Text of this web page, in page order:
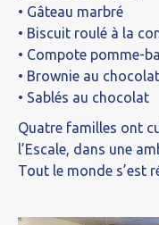
• Gâteau marbré
• Biscuit roulé à la
• Compote pomme-
• Brownie au chocolat
• Sablés au chocolat
Quatre familles ont
l’Escale, dans une
Tout le monde s’est